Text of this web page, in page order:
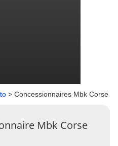
> Concessionnaires Mbk Corse
Mbk Corse